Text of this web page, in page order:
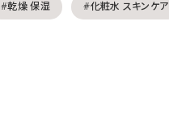
#乾燥 保湿 #化粧水 スキンケア